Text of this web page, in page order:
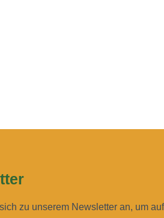
zu unserem Newsletter an, um